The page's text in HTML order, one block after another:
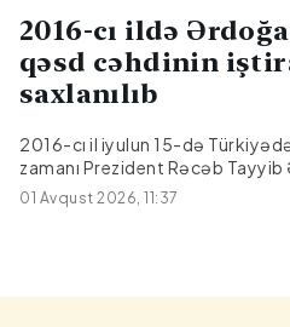
2016-cı ildə
qəsd cəhdinin
saxlanılıb
2016-cı il iyulun 15-də
zamanı Prezident Rəcəb
cəhdinin iştirakçısı Muğla
saxlanılıb.Citypost.az xəbər
01 Avqust 2026, 11:37